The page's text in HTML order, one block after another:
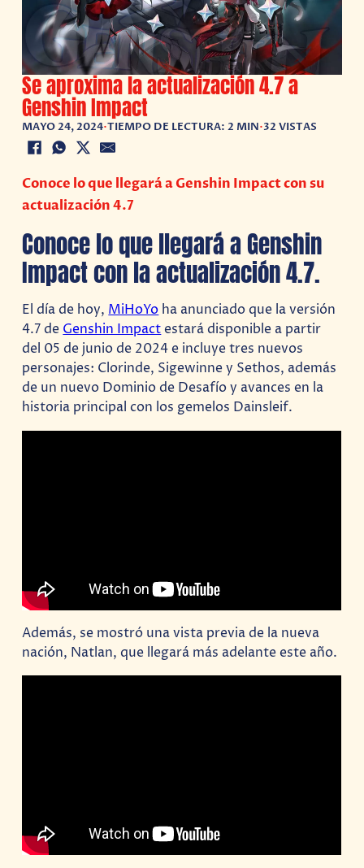
Se aproxima la actualización 4.7 a
Genshin Impact
MAYO 24, 2024•TIEMPO DE LECTURA: 2 MIN•32 VISTAS
Conoce lo que llegará a Genshin Impact con su
actualización 4.7
Conoce lo que llegará a Genshin
Impact con la actualización 4.7.
El día de hoy,MiHoYoha anunciado que la versión
4.7 deGenshin Impactestará disponible a partir
del 05 de junio de 2024 e incluye tres nuevos
personajes: Clorinde, Sigewinne y Sethos, además
de un nuevo Dominio de Desafío y avances en la
historia principal con los gemelos Dainsleif.
Además, se mostró una vista previa de la nueva
nación, Natlan, que llegará más adelante este año.